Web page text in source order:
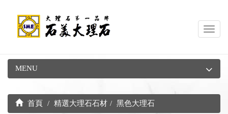
MENU
首頁 精選大理石石材 黑色大理石